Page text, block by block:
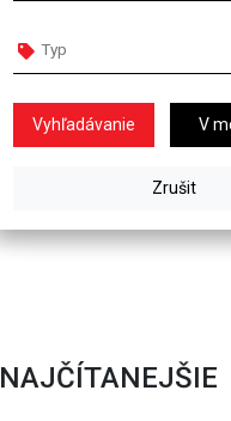
V
NAJČÍTANEJŠIE